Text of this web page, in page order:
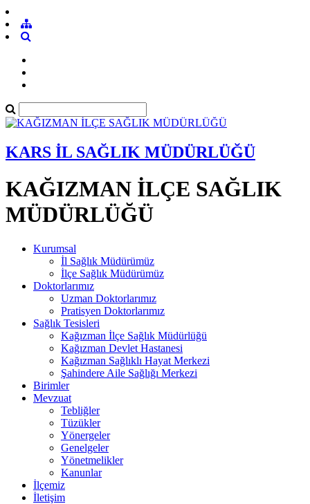
KARS İL SAĞLIK MÜDÜRLÜĞÜ
KAĞIZMAN İLÇE SAĞLIK
MÜDÜRLÜĞÜ
Kurumsal
İl Sağlık Müdürümüz
İlçe Sağlık Müdürümüz
Doktorlarımız
Uzman Doktorlarımız
Pratisyen Doktorlarımız
Sağlık Tesisleri
Kağızman İlçe Sağlık Müdürlüğü
Kağızman Devlet Hastanesi
Kağızman Sağlıklı Hayat Merkezi
Şahindere Aile Sağlığı Merkezi
Birimler
Mevzuat
Tebliğler
Tüzükler
Yönergeler
Genelgeler
Yönetmelikler
Kanunlar
İlçemiz
İletişim